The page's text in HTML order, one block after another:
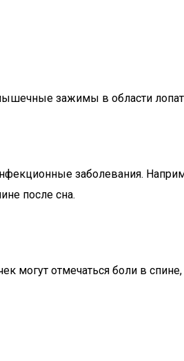
зажимы в области
заболевания.
после сна.
могут отмечаться боли в